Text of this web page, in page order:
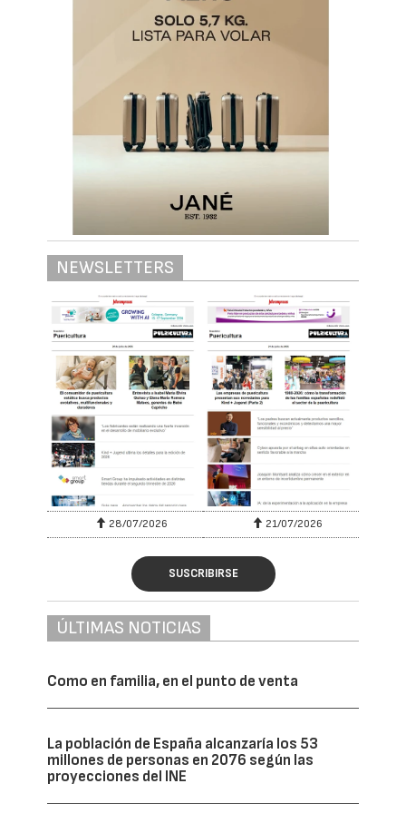
NEWSLETTERS
28/07/2026 21/07/2026
SUSCRIBIRSE
ÚLTIMAS NOTICIAS
Como en familia, en el punto de venta
La población de España alcanzaría los 53
millones de personas en 2076 según las
proyecciones del INE